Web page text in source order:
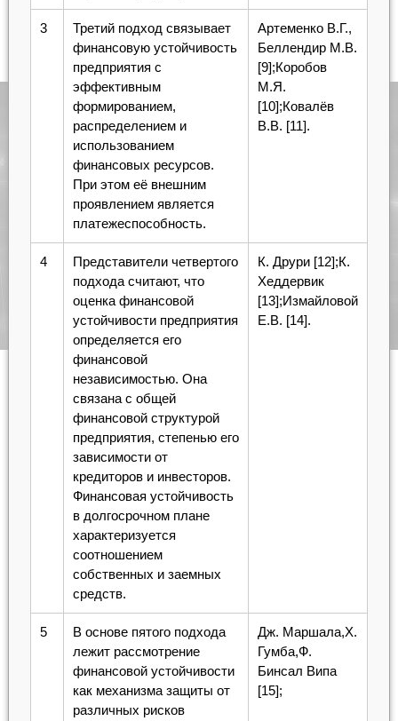
3
Третий подход связывает
финансовую устойчивость
предприятия с
эффективным
формированием,
распределением и
использованием
финансовых ресурсов.
При этом её внешним
проявлением является
платежеспособность.
Артеменко В.Г.,
Беллендир М.В.
[9];Коробов
М.Я.
[10];Ковалёв
В.В. [11].
4
Представители четвертого
подхода считают, что
оценка финансовой
устойчивости предприятия
определяется его
финансовой
независимостью. Она
связана с общей
финансовой структурой
предприятия, степенью его
зависимости от
кредиторов и инвесторов.
Финансовая устойчивость
в долгосрочном плане
характеризуется
соотношением
собственных и заемных
средств.
К. Друри [12];К.
Хеддервик
[13];Измайловой
Е.В. [14].
5
В основе пятого подхода
лежит рассмотрение
финансовой устойчивости
как механизма защиты от
различных рисков
Дж. Маршала,X.
Гумба,Ф.
Бинсал Випа
[15];